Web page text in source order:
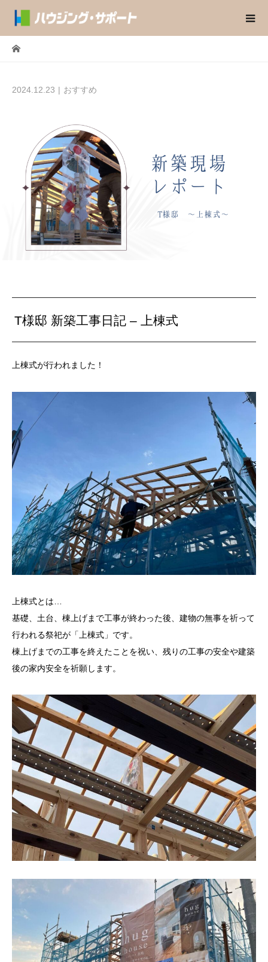
2024.12.23 おすすめ
T様邸 新築工事日記 – 上棟式
上棟式が行われました！
上棟式とは…
基礎、土台、棟上げまで工事が終わった後、建物の無事を祈って
行われる祭祀が「上棟式」です。
棟上げまでの工事を終えたことを祝い、残りの工事の安全や建築
後の家内安全を祈願します。